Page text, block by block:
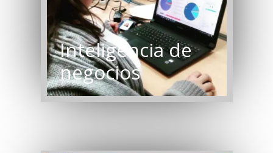
Inteligencia de
negocios